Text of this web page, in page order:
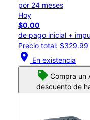
por 24 meses
Hoy
$0.00
de pago inicial +
Precio total: $329.99
location_on En existencia
Compra un
descuento de